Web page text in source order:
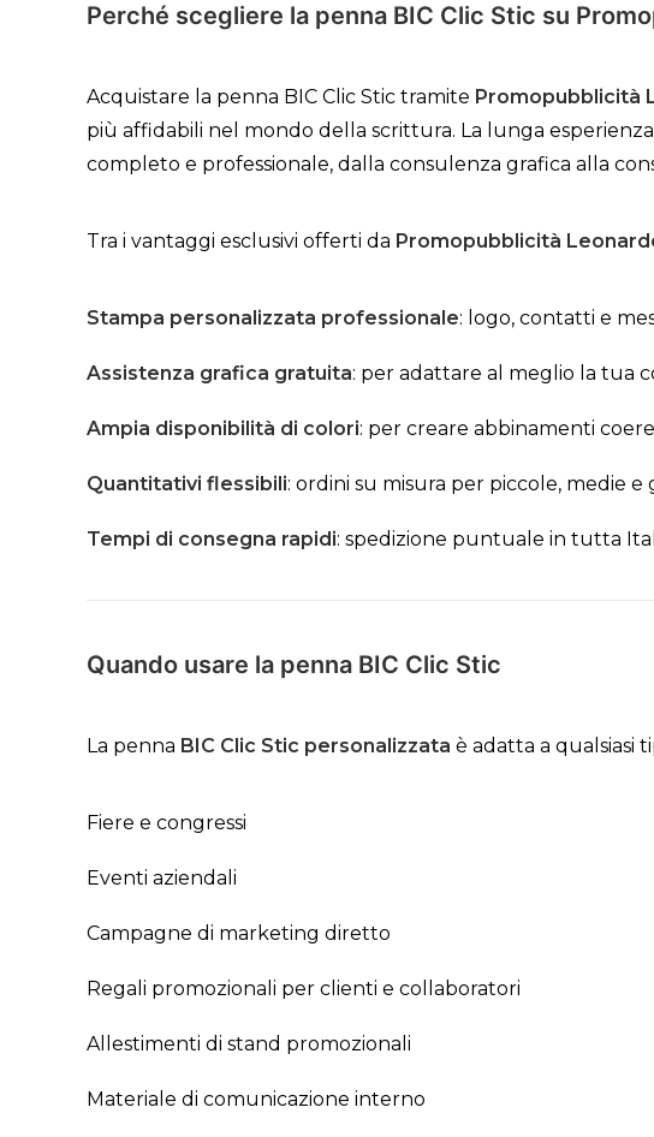
Perché scegliere la penna BIC Clic Stic su
Acquistare la penna BIC Clic Stic tramite Promopubblicità
più affidabili nel mondo della scrittura. La lunga
completo e professionale, dalla consulenza grafica alla
Tra i vantaggi esclusivi offerti da Promopubblicità
Stampa personalizzata professionale: logo, contatti e
Assistenza grafica gratuita: per adattare al meglio la tua
Ampia disponibilità di colori: per creare abbinamenti
Quantitativi flessibili: ordini su misura per piccole, medie e
Tempi di consegna rapidi: spedizione puntuale in tutta
Quando usare la penna BIC Clic Stic
La penna BIC Clic Stic personalizzata è adatta a qualsiasi
Fiere e congressi
Eventi aziendali
Campagne di marketing diretto
Regali promozionali per clienti e collaboratori
Allestimenti di stand promozionali
Materiale di comunicazione interno